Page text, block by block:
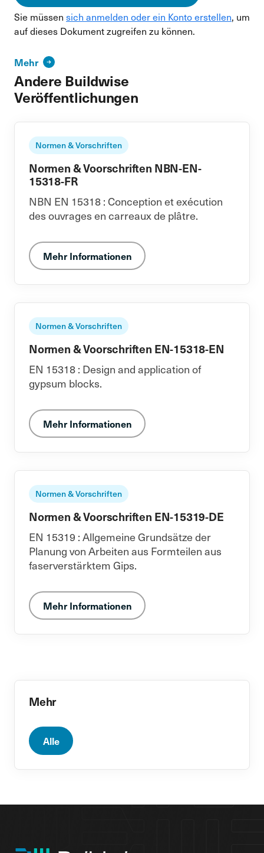
Sie müssen sich anmelden oder ein Konto erstellen, um
auf dieses Dokument zugreifen zu können.
Mehr
Andere Buildwise
Veröffentlichungen
Normen & Vorschriften
Normen & Voorschriften NBN-EN-
15318-FR
NBN EN 15318 : Conception et exécution
des ouvrages en carreaux de plâtre.
Mehr Informationen
Normen & Vorschriften
Normen & Voorschriften EN-15318-EN
EN 15318 : Design and application of
gypsum blocks.
Mehr Informationen
Normen & Vorschriften
Normen & Voorschriften EN-15319-DE
EN 15319 : Allgemeine Grundsätze der
Planung von Arbeiten aus Formteilen aus
faserverstärktem Gips.
Mehr Informationen
Mehr
Alle